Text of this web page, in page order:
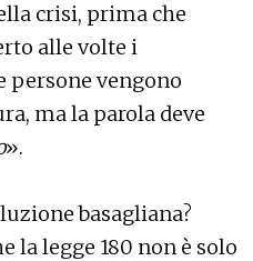
crisi, prima che
alle volte i
persone vengono
ma la parola deve
».
basagliana?
la legge 180 non è solo